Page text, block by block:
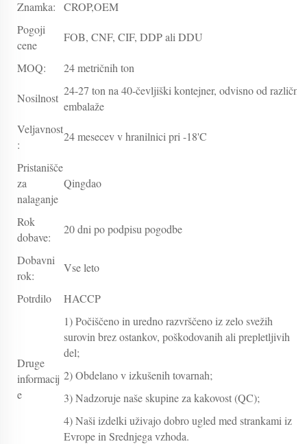
Znamka:
CROP,OEM
Pogoji
cene
FOB, CNF, CIF, DDP ali DDU
MOQ: 24 metričnih ton
Nosilnost
24-27 ton na 40-čevljiški kontejner, odvisno od različne
embalaže
Veljavnost
:
24 mesecev v hranilnici pri -18'C
Pristanišče
za
nalaganje
Qingdao
Rok
dobave:
20 dni po podpisu pogodbe
Dobavni
rok:
Vse leto
Potrdilo HACCP
Druge
informacij
e
1) Počiščeno in uredno razvrščeno iz zelo svežih
surovin brez ostankov, poškodovanih ali prepletljivih
del;
2) Obdelano v izkušenih tovarnah;
3) Nadzoruje naše skupine za kakovost (QC);
4) Naši izdelki uživajo dobro ugled med strankami iz
Evrope in Srednjega vzhoda.